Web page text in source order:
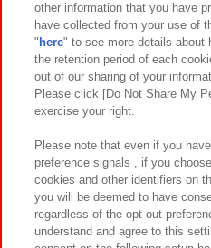
関連会社 サステナビ
プライバシーポリシー ウェブ
お取引先さまとともに
カスタマーハラスメント対応方針
other information that you have
have collected from your use of
" here" to see more details about
the retention period of each
out of our sharing of your
Please click [Do Not Share My
exercise your right.
Please note that even if you
preference signals , if you
cookies and other identifiers on
you will be deemed to have
regardless of the opt-out
understand and agree to this